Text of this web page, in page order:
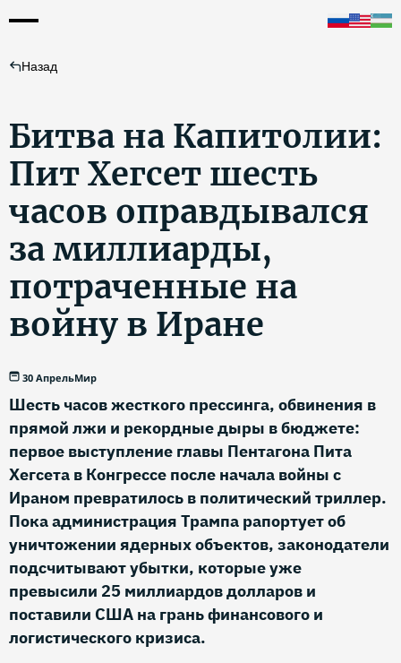
Назад
Битва на Капитолии:
Пит Хегсет шесть
часов оправдывался
за миллиарды,
потраченные на
войну в Иране
30 АпрельМир
Шесть часов жесткого прессинга, обвинения в
прямой лжи и рекордные дыры в бюджете:
первое выступление главы Пентагона Пита
Хегсета в Конгрессе после начала войны с
Ираном превратилось в политический триллер.
Пока администрация Трампа рапортует об
уничтожении ядерных объектов, законодатели
подсчитывают убытки, которые уже
превысили 25 миллиардов долларов и
поставили США на грань финансового и
логистического кризиса.